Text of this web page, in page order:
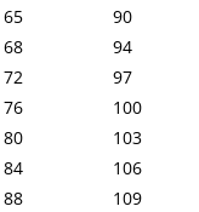
65
90
68
94
72
97
76
100
80
103
84
106
88
109